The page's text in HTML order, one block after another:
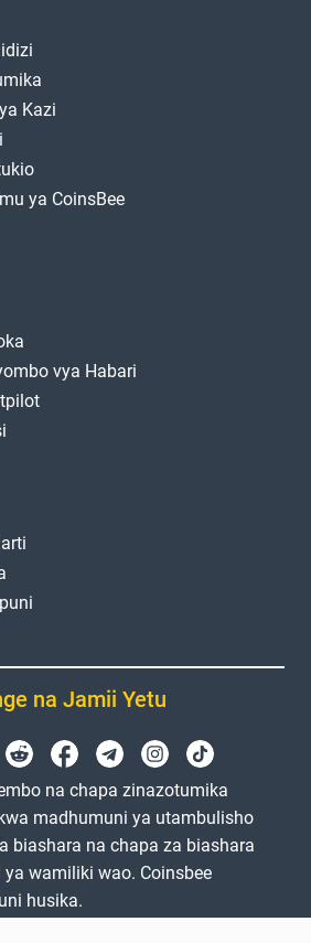
Kazi
ya CoinsBee
vya Habari
na Jamii Yetu
na chapa zinazotumika
madhumuni ya utambulisho
biashara na chapa za biashara
wamiliki wao. Coinsbee
husika.